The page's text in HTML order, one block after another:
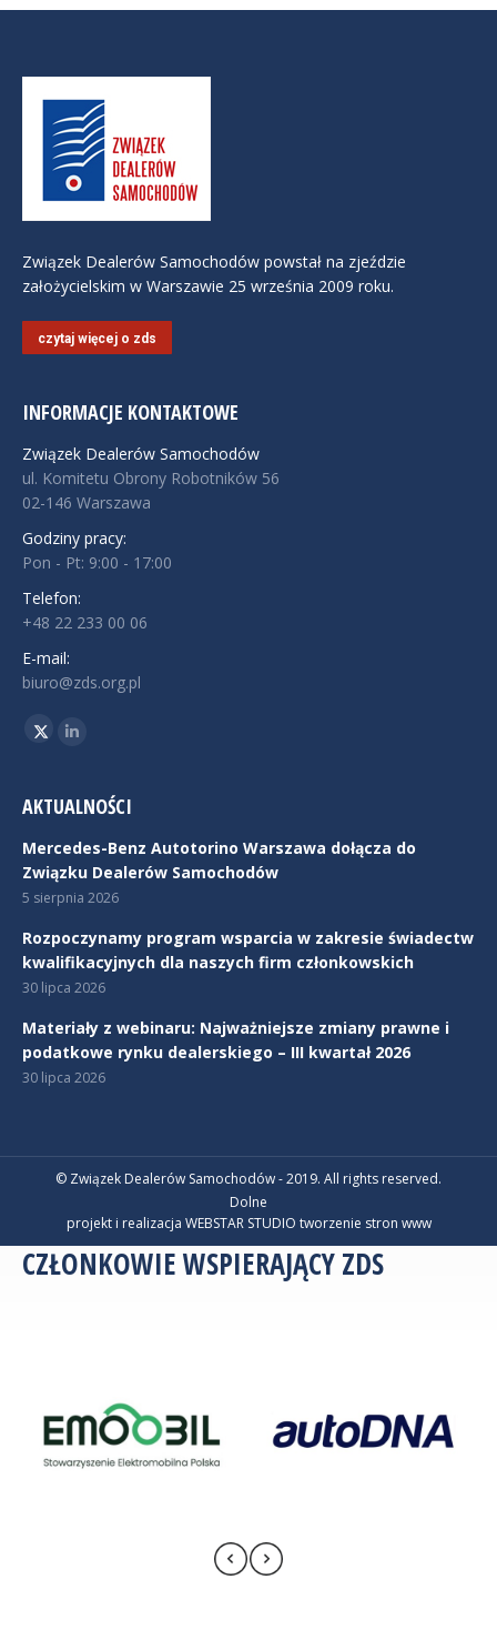
Związek Dealerów Samochodów powstał na zjeździe
założycielskim w Warszawie 25 września 2009 roku.
czytaj więcej o zds
INFORMACJE KONTAKTOWE
Związek Dealerów Samochodów
ul. Komitetu Obrony Robotników 56
02-146 Warszawa
Godziny pracy:
Pon - Pt: 9:00 - 17:00
Telefon:
+48 22 233 00 06
E-mail:
biuro@zds.org.pl
Znajdź nas na:
TwitterLinkedin
AKTUALNOŚCI
Mercedes-Benz Autotorino Warszawa dołącza do
Związku Dealerów Samochodów
5 sierpnia 2026
Rozpoczynamy program wsparcia w zakresie świadectw
kwalifikacyjnych dla naszych firm członkowskich
30 lipca 2026
Materiały z webinaru: Najważniejsze zmiany prawne i
podatkowe rynku dealerskiego – III kwartał 2026
30 lipca 2026
© Związek Dealerów Samochodów - 2019. All rights reserved.
Dolne
projekt i realizacja WEBSTAR STUDIO tworzenie stron www
CZŁONKOWIE WSPIERAJĄCY ZDS